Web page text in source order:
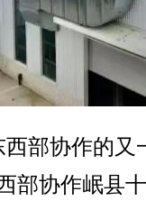
部协作的又
部协作岷县